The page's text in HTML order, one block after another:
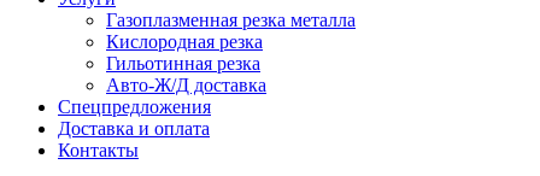
Газоплазменная резка металла
Кислородная резка
Гильотинная резка
Авто-Ж/Д доставка
Спецпредложения
Доставка и оплата
Контакты